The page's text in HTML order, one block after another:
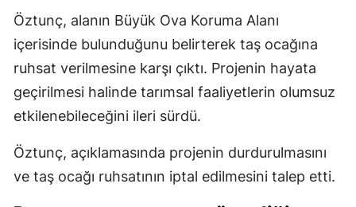
Öztunç, alanın Büyük Ova Koruma Alanı
içerisinde bulunduğunu belirterek taş ocağına
ruhsat verilmesine karşı çıktı. Projenin hayata
geçirilmesi halinde tarımsal faaliyetlerin olumsuz
etkilenebileceğini ileri sürdü.
Öztunç, açıklamasında projenin durdurulmasını
ve taş ocağı ruhsatının iptal edilmesini talep etti.